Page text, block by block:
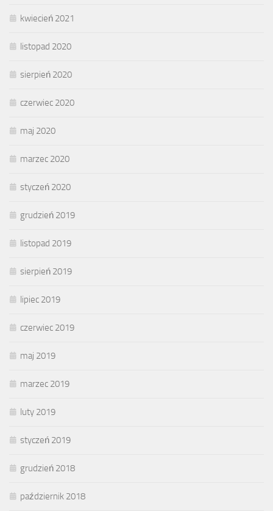
kwiecień 2021
listopad 2020
sierpień 2020
czerwiec 2020
maj 2020
marzec 2020
styczeń 2020
grudzień 2019
listopad 2019
sierpień 2019
lipiec 2019
czerwiec 2019
maj 2019
marzec 2019
luty 2019
styczeń 2019
grudzień 2018
październik 2018